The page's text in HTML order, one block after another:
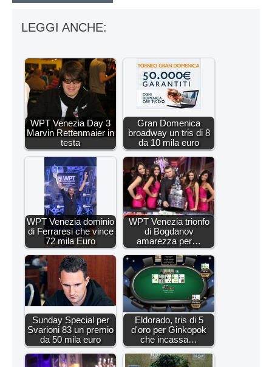
LEGGI ANCHE:
WPT Venezia Day 3
Marvin Rettenmaier in
testa
Gran Domenica
broadway un tris di 8
da 10 mila euro
WPT Venezia dominio
di Ferraresi che vince
72 mila Euro
WPT Venezia trionfo
di Bogdanov
amarezza per…
Sunday Special per
Svarioni 83 un premio
da 50 mila euro
Eldorado, tris di 5
d'oro per Ginkopok
che incassa…